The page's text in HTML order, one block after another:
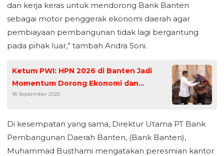
dan kerja keras untuk mendorong Bank Banten
sebagai motor penggerak ekonomi daerah agar
pembiayaan pembangunan tidak lagi bergantung
pada pihak luar,” tambah Andra Soni.
Ketum PWI: HPN 2026 di Banten Jadi
Momentum Dorong Ekonomi dan
Pembangunan
18 September 2025
Di kesempatan yang sama, Direktur Utama PT Bank
Pembangunan Daerah Banten, (Bank Banten),
Muhammad Busthami mengatakan peresmian kantor